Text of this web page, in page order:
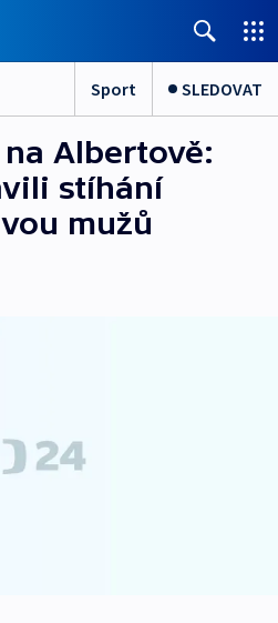
Sport SLEDOVAT
Albertově:
stíhání
mužů